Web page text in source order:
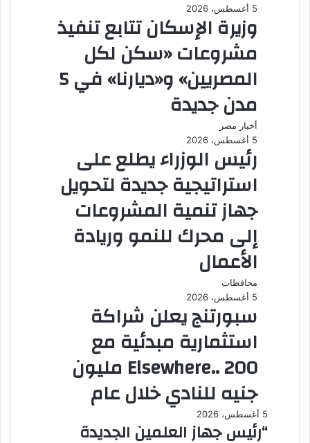
5 أغسطس، 2026
وزيرة الإسكان تتابع تنفيذ
مشروعات «سكن لكل
المصريين» و«ديارنا» في 5
مدن جديدة
أخبار مصر
5 أغسطس، 2026
رئيس الوزراء يطلع على
استراتيجية جديدة لتحويل
جهاز تنمية المشروعات
إلى محرك للنمو وريادة
الأعمال
محافظات
5 أغسطس، 2026
سبورتنج يعلن شراكة
استثمارية مبدئية مع
Elsewhere.. 200 مليون
جنيه للنادي خلال عام
5 أغسطس، 2026
“رئيس جهاز العلمين الجديدة